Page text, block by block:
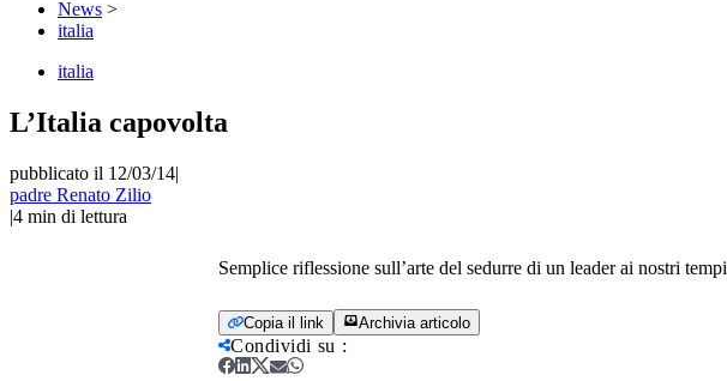
News >
italia
italia
L’Italia capovolta
pubblicato il 12/03/14|
padre Renato Zilio
|4 min di lettura
Semplice riflessione sull’arte del sedurre di un leader ai nostri tempi
Copia il link Archivia articolo
Condividi su :